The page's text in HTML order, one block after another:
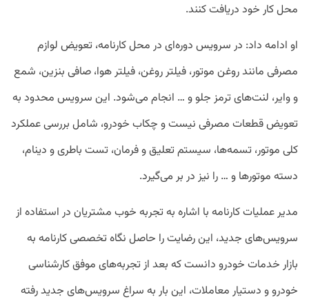
محل کار خود دریافت کنند.
او ادامه داد: در سرویس دوره‌ای در محل کارنامه، تعویض لوازم
مصرفی مانند روغن موتور، فیلتر روغن، فیلتر هوا، صافی بنزین، شمع
و وایر، لنت‌های ترمز جلو و … انجام می‌شود. این سرویس محدود به
تعویض قطعات مصرفی نیست و چکاب خودرو، شامل بررسی عملکرد
کلی موتور، تسمه‌ها، سیستم تعلیق و فرمان، تست باطری و دینام،
دسته موتورها و … را نیز در بر می‌گیرد.
مدیر عملیات کارنامه با اشاره به تجربه خوب مشتریان در استفاده از
سرویس‌های جدید، این رضایت را حاصل نگاه تخصصی کارنامه به
بازار خدمات خودرو دانست که بعد از تجربه‌های موفق کارشناسی
خودرو و دستیار معاملات، این بار به سراغ سرویس‌های جدید رفته